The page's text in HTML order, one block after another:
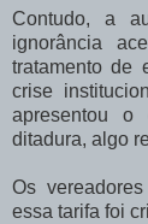
Contudo, a
ignorância
tratamento de
crise
apresentou o
ditadura, algo
Os
essa tarifa foi